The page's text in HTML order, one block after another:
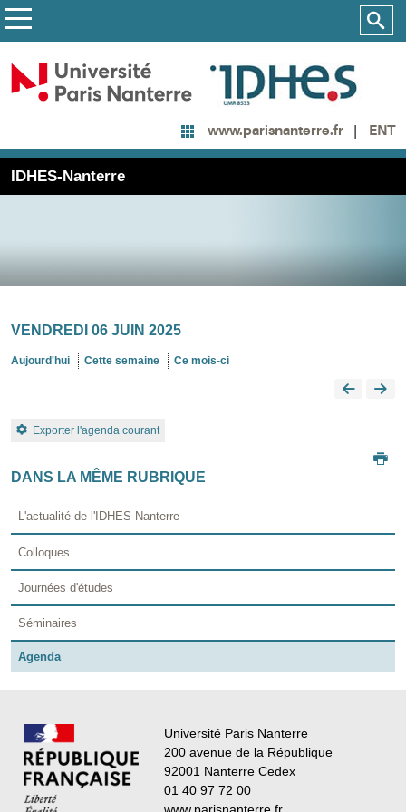
www.parisnanterre.fr ENT
IDHES-Nanterre
VENDREDI 06 JUIN 2025
Aujourd'hui Cette semaine Ce mois-ci
Exporter l'agenda courant
DANS LA MÊME RUBRIQUE
L'actualité de l'IDHES-Nanterre
Colloques
Journées d'études
Séminaires
Agenda
Université Paris Nanterre
200 avenue de la République
92001 Nanterre Cedex
01 40 97 72 00